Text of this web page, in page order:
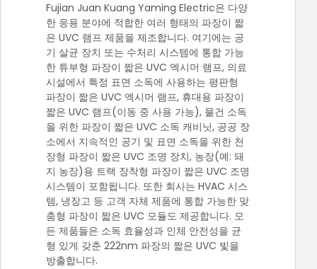
Fujian Juan Kuang Yaming Electric은 다양
한 응용 분야에 적합한 여러 형태의 파장이 짧
은 UVC 램프 제품을 제조합니다. 여기에는 공
기 살균 장치 또는 수처리 시스템에 통합 가능
한 튜부형 파장이 짧은 UVC 엑시머 램프, 의료
시설에서 특정 표면 소독에 사용하는 평판형
파장이 짧은 UVC 엑시머 램프, 휴대용 파장이
짧은 UVC 램프(이동 중 사용 가능), 물건 소독
을 위한 파장이 짧은 UVC 소독 캐비닛, 공공 장
소에서 지속적인 공기 및 표면 소독을 위한 천
장형 파장이 짧은 UVC 조명 장치, 농장(예: 돼
지 농장)용 트랙 장착형 파장이 짧은 UVC 조명
시스템이 포함됩니다. 또한 회사는 HVAC 시스
템, 냉장고 등 고객 자체 제품에 통합 가능한 맞
춤형 파장이 짧은 UVC 모듈도 제공합니다. 모
든 제품들은 소독 효율성과 인체 안전성을 균
형 있게 갖춘 222nm 파장의 짧은 UVC 빛을
방출합니다.